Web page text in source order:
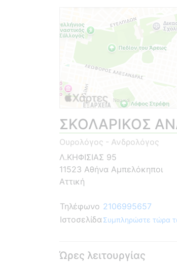
ΣΚΟΛΑΡΙΚΟΣ
Ουρολόγος - Ανδρολόγος
Λ.ΚΗΦΙΣΙΑΣ 95
11523 Αθήνα Αμπελόκηποι
Αττική
Τηλέφωνο 2106995657
Ιστοσελίδα Συμπληρώστε τώρα
Ώρες λειτουργίας